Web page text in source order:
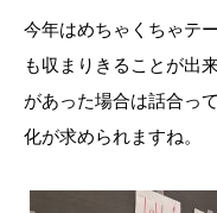
今年はめちゃくちゃテ
も収まりきることが出
があった場合は話合っ
化が求められますね。